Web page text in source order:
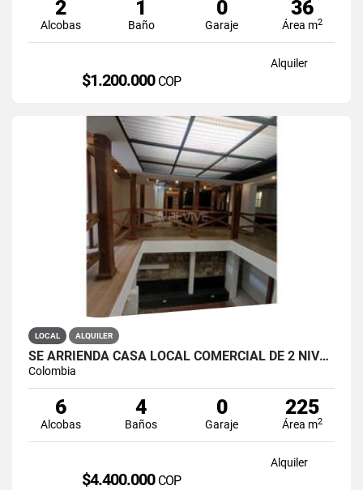
2
Alcobas
1
Baño
0
Garaje
36
Área m2
Alquiler
$1.200.000 COP
LOCAL ALQUILER
SE ARRIENDA CASA LOCAL COMERCIAL DE 2 NIVELES EN LA CANDELARIA
Colombia
6
Alcobas
4
Baños
0
Garaje
225
Área m2
Alquiler
$4.400.000 COP